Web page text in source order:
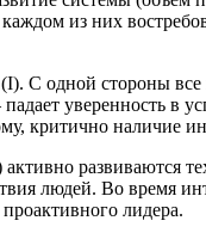
из них
С одной стороны все
падает уверенность в
критично наличие
активно развиваются
людей. Во время
лидера.